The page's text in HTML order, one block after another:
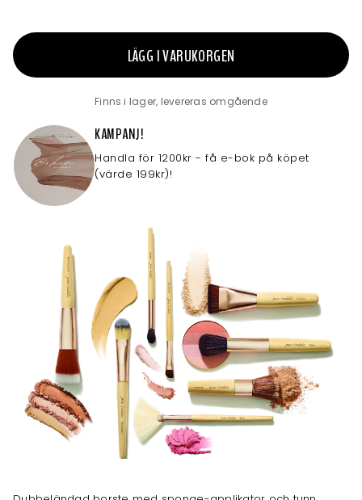
LÄGG I VARUKORGEN
Finns i lager, levereras omgående
KAMPANJ!
Handla för 1200kr - få e-bok på köpet
(värde 199kr)!